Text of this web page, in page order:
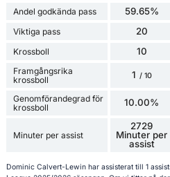
Andel godkända pass 59.65%
Viktiga pass 20
Krossboll 10
Framgångsrika
krossboll
1 / 10
Genomförandegrad för
krossboll
10.00%
Minuter per assist
2729
Minuter per
assist
Dominic Calvert-Lewin har assisterat till 1